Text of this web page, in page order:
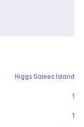
Higgs Games Island
1
1